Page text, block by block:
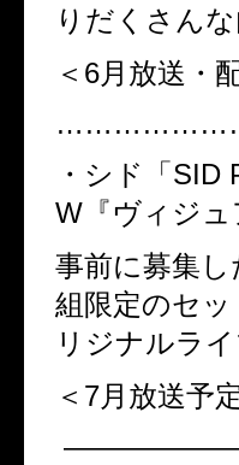
りだくさん
＜6月放送・
・シド「SID
W『ヴィジュ
事前に募集
組限定のセ
リジナルライ
＜7月放送予